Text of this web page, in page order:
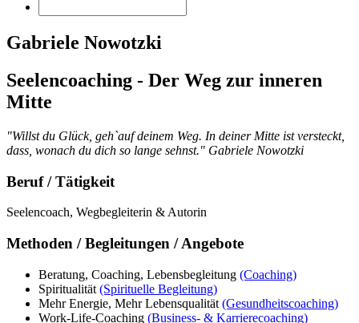
Gabriele Nowotzki
Seelencoaching - Der Weg zur inneren
Mitte
"Willst du Glück, geh`auf deinem Weg. In deiner Mitte ist versteckt,
dass, wonach du dich so lange sehnst." Gabriele Nowotzki
Beruf / Tätigkeit
Seelencoach, Wegbegleiterin & Autorin
Methoden / Begleitungen / Angebote
Beratung, Coaching, Lebensbegleitung (Coaching)
Spiritualität (Spirituelle Begleitung)
Mehr Energie, Mehr Lebensqualität (Gesundheitscoaching)
Work-Life-Coaching (Business- & Karrierecoaching)